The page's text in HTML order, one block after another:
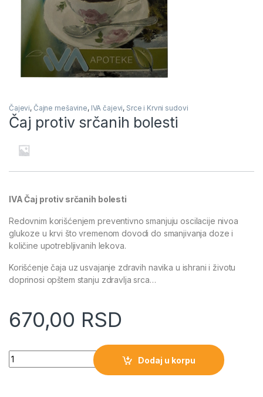
Čajevi, Čajne mešavine, IVA čajevi, Srce i Krvni sudovi
Čaj protiv srčanih bolesti
IVA Čaj protiv srčanih bolesti
Redovnim korišćenjem preventivno smanjuju oscilacije nivoa
glukoze u krvi što vremenom dovodi do smanjivanja doze i
količine upotrebljivanih lekova.
Korišćenje čaja uz usvajanje zdravih navika u ishrani i životu
doprinosi opštem stanju zdravlja srca…
670,00 RSD
Quantity
Dodaj u korpu